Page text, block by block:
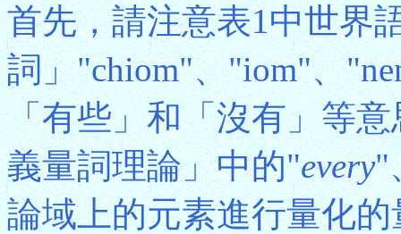
首先，請注意表1中世界
詞」"chiom"、"iom"、
「有些」和「沒有」等
義量詞理論」中的"every"
論域上的元素進行量化